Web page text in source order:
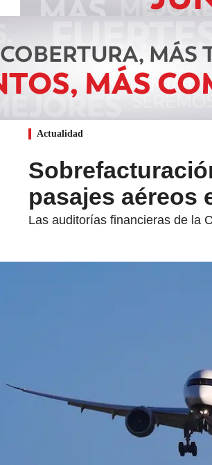
Actualidad
pasajes aéreos
Las auditorías financieras de la